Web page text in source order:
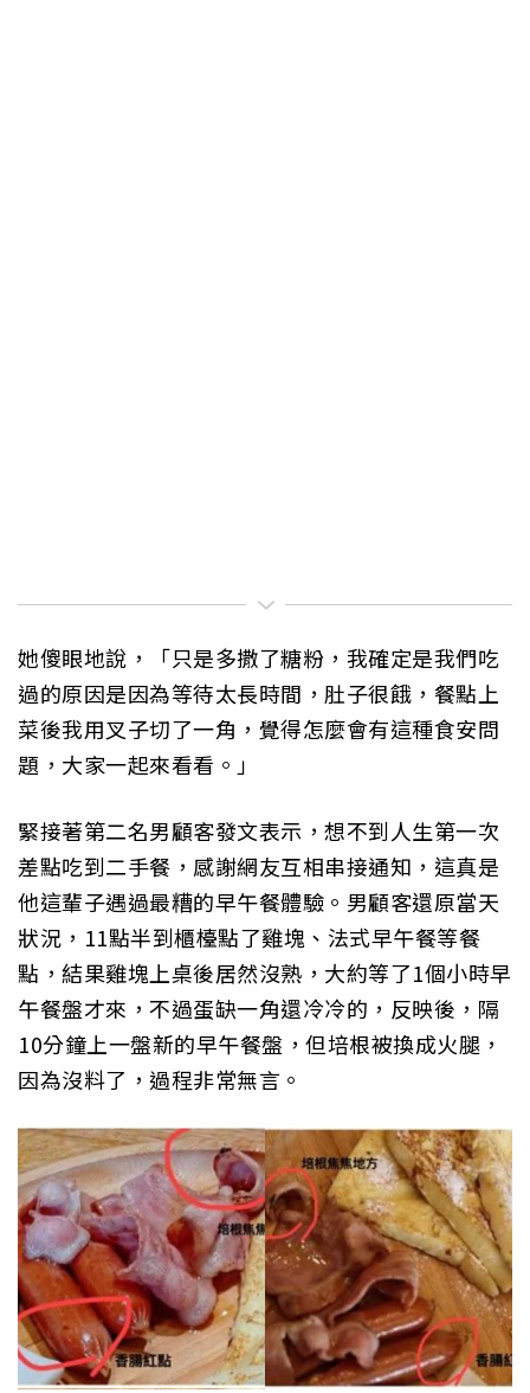
她傻眼地說，「只是多撒了糖粉，我確定是我們吃
過的原因是因為等待太長時間，肚子很餓，餐點上
菜後我用叉子切了一角，覺得怎麼會有這種食安問
題，大家一起來看看。」
緊接著第二名男顧客發文表示，想不到人生第一次
差點吃到二手餐，感謝網友互相串接通知，這真是
他這輩子遇過最糟的早午餐體驗。男顧客還原當天
狀況，11點半到櫃檯點了雞塊、法式早午餐等餐
點，結果雞塊上桌後居然沒熟，大約等了1個小時早
午餐盤才來，不過蛋缺一角還冷冷的，反映後，隔
10分鐘上一盤新的早午餐盤，但培根被換成火腿，
因為沒料了，過程非常無言。